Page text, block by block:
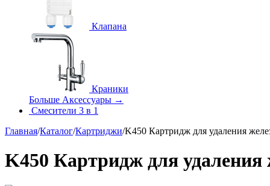
Клапана
Краники
Больше Аксессуары →
Смесители 3 в 1
Главная/Каталог/Картриджи/K450 Картридж для удаления
K450 Картридж для удаления